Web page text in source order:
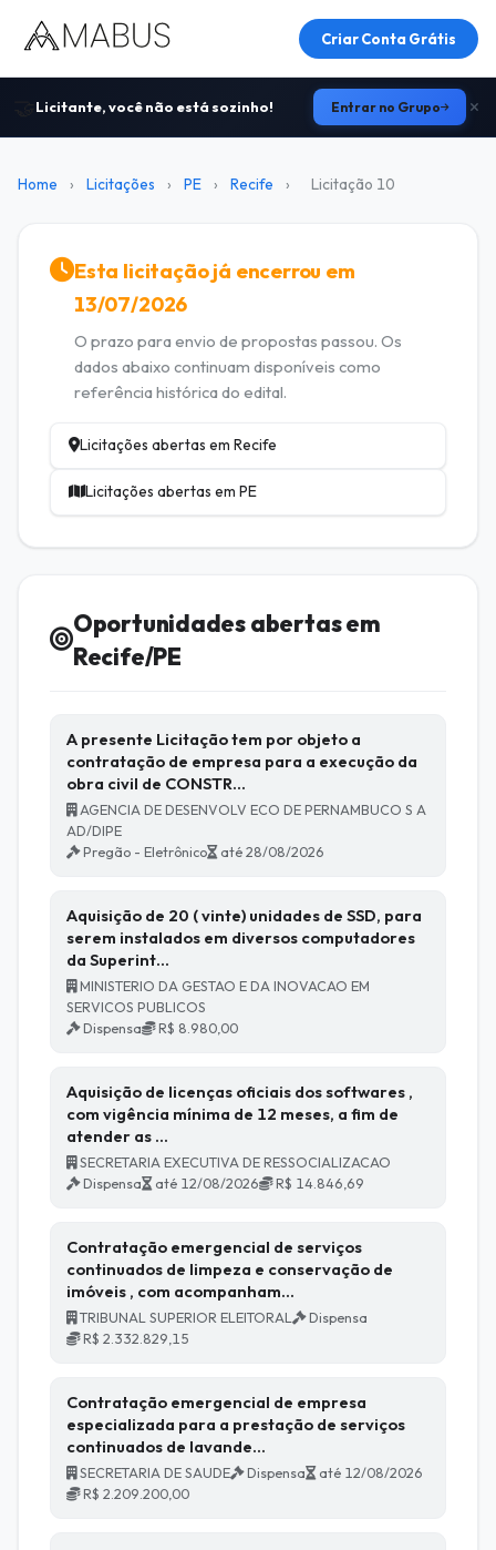
Criar Conta Grátis
Licitante, você não está sozinho! Entrar no Grupo
Home › Licitações › PE › Recife › Licitação 10
Esta licitação já encerrou em
13/07/2026
O prazo para envio de propostas passou. Os
dados abaixo continuam disponíveis como
referência histórica do edital.
Licitações abertas em Recife
Licitações abertas em PE
Oportunidades abertas em
Recife/PE
A presente Licitação tem por objeto a
contratação de empresa para a execução da
obra civil de CONSTR…
AGENCIA DE DESENVOLV ECO DE PERNAMBUCO S A
AD/DIPE
Pregão - Eletrônico
até 28/08/2026
Aquisição de 20 ( vinte) unidades de SSD, para
serem instalados em diversos computadores
da Superint…
MINISTERIO DA GESTAO E DA INOVACAO EM
SERVICOS PUBLICOS
Dispensa
R$ 8.980,00
Aquisição de licenças oficiais dos softwares ,
com vigência mínima de 12 meses, a fim de
atender as …
SECRETARIA EXECUTIVA DE RESSOCIALIZACAO
Dispensa
até 12/08/2026 R$ 14.846,69
Contratação emergencial de serviços
continuados de limpeza e conservação de
imóveis , com acompanham…
TRIBUNAL SUPERIOR ELEITORAL
Dispensa
R$ 2.332.829,15
Contratação emergencial de empresa
especializada para a prestação de serviços
continuados de lavande…
SECRETARIA DE SAUDE Dispensa
até 12/08/2026
R$ 2.209.200,00